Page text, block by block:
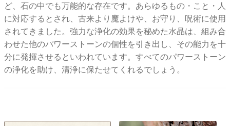
ど、石の中でも万能的な存在です。あらゆるもの・こと・人
に対応するとされ、古来より魔よけや、お守り、呪術に使用
されてきました。強力な浄化の効果を秘めた水晶は、組み合
わせた他のパワーストーンの個性を引き出し、その能力を十
分に発揮させるといわれています。すべてのパワーストーン
の浄化を助け、清浄に保たせてくれるでしょう。